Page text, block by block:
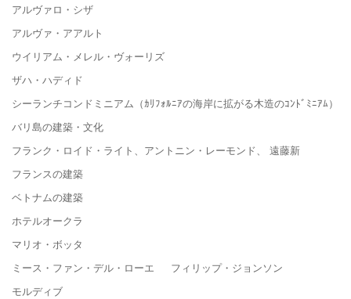
アルヴァロ・シザ
アルヴァ・アアルト
ウイリアム・メレル・ヴォーリズ
ザハ・ハディド
シーランチコンドミニアム（ｶﾘﾌｫﾙﾆｱの海岸に拡がる木造のｺﾝﾄﾞﾐﾆｱﾑ）
バリ島の建築・文化
フランク・ロイド・ライト、アントニン・レーモンド、 遠藤新
フランスの建築
ベトナムの建築
ホテルオークラ
マリオ・ボッタ
ミース・ファン・デル・ローエ フィリップ・ジョンソン
モルディブ